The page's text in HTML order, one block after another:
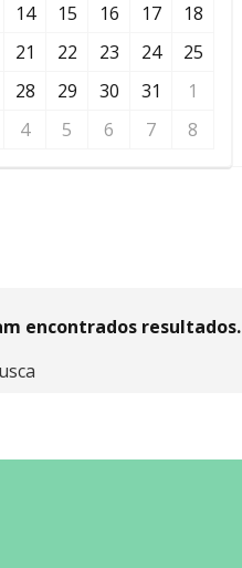
14 15 16 17
18
21 22 23 24
25
28 29 30 31
1
4 5 6 7 8
encontrados resultados.